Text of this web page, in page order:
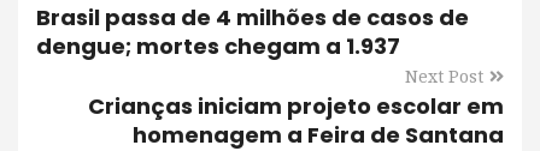
Brasil passa de 4 milhões de casos de
dengue; mortes chegam a 1.937
Next Post
Crianças iniciam projeto escolar em
homenagem a Feira de Santana